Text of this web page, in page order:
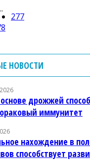
277
НОВОСТИ
дрожжей
иммунитет
нахождение в
способствует